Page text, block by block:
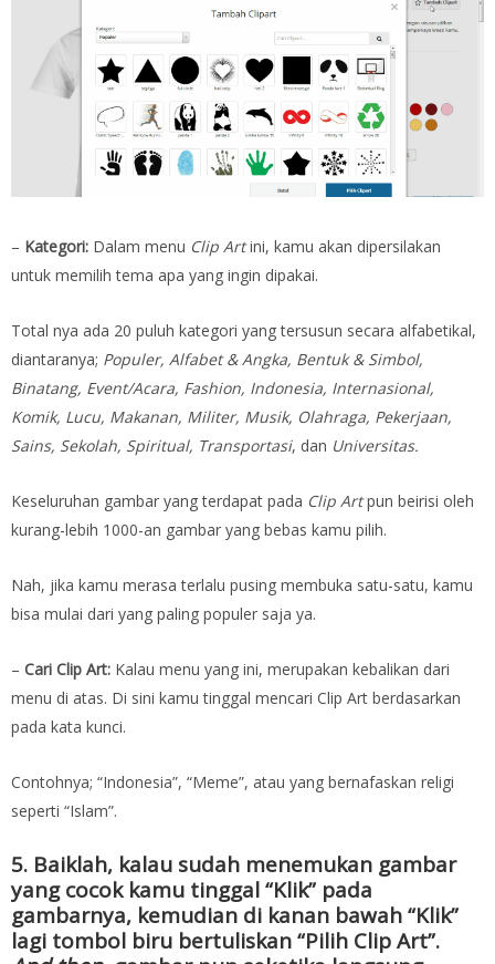
– Kategori: Dalam menu Clip Artini, kamu akan dipersilakan
untuk memilih tema apa yang ingin dipakai.
Total nya ada 20 puluh kategori yang tersusun secara alfabetikal,
diantaranya; Populer, Alfabet & Angka, Bentuk & Simbol,
Binatang, Event/Acara, Fashion, Indonesia, Internasional,
Komik, Lucu, Makanan, Militer, Musik, Olahraga, Pekerjaan,
Sains, Sekolah, Spiritual, Transportasi, dan Universitas.
Keseluruhan gambar yang terdapat pada Clip Artpun beirisi oleh
kurang-lebih 1000-an gambar yang bebas kamu pilih.
Nah, jika kamu merasa terlalu pusing membuka satu-satu, kamu
bisa mulai dari yang paling populer saja ya.
– Cari Clip Art: Kalau menu yang ini, merupakan kebalikan dari
menu di atas. Di sini kamu tinggal mencari Clip Art berdasarkan
pada kata kunci.
Contohnya; “Indonesia”, “Meme”, atau yang bernafaskan religi
seperti “Islam”.
5. Baiklah, kalau sudah menemukan gambar
yang cocok kamu tinggal “Klik” pada
gambarnya, kemudian di kanan bawah “Klik”
lagi tombol biru bertuliskan “Pilih Clip Art”.